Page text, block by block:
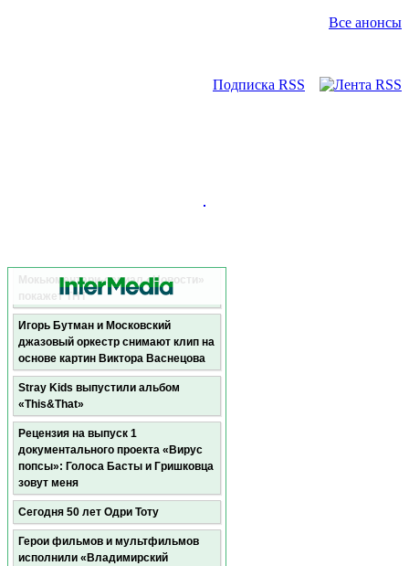
Все анонсы
Подписка RSS
Мокьюментари-сериал «Новости»
покажет ТНТ
Игорь Бутман и Московский
джазовый оркестр снимают клип на
основе картин Виктора Васнецова
Stray Kids выпустили альбом
«This&That»
Рецензия на выпуск 1
документального проекта «Вирус
попсы»: Голоса Басты и Гришковца
зовут меня
Сегодня 50 лет Одри Тоту
Герои фильмов и мультфильмов
исполнили «Владимирский